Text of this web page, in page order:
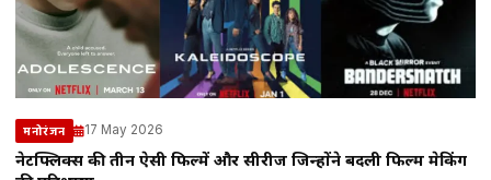
मनोरंजन 17 May 2026
नेटफ्लिक्स की तीन ऐसी फिल्में और सीरीज जिन्होंने बदली फिल्म मेकिंग